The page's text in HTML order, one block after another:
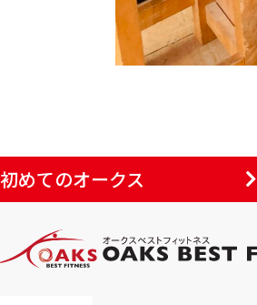
初めてのオークス